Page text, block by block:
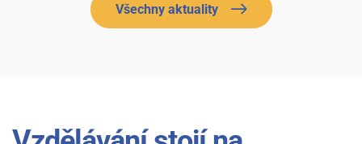
Všechny aktuality